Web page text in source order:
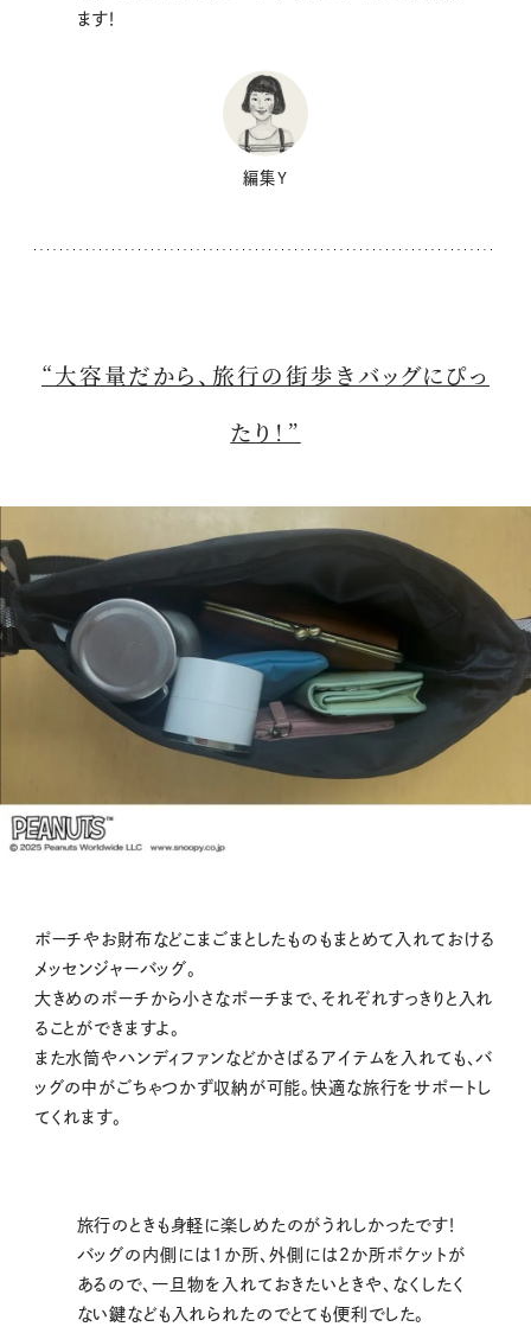
ます！
編集Y
“大容量だから、旅行の街歩きバッグにぴっ
たり！”
ポーチやお財布などこまごまとしたものもまとめて入れておける
メッセンジャーバッグ。
大きめのポーチから小さなポーチまで、それぞれすっきりと入れ
ることができますよ。
また水筒やハンディファンなどかさばるアイテムを入れても、バ
ッグの中がごちゃつかず収納が可能。快適な旅行をサポートし
てくれます。
旅行のときも身軽に楽しめたのがうれしかったです！
バッグの内側には1か所、外側には2か所ポケットが
あるので、一旦物を入れておきたいときや、なくしたく
ない鍵なども入れられたのでとても便利でした。